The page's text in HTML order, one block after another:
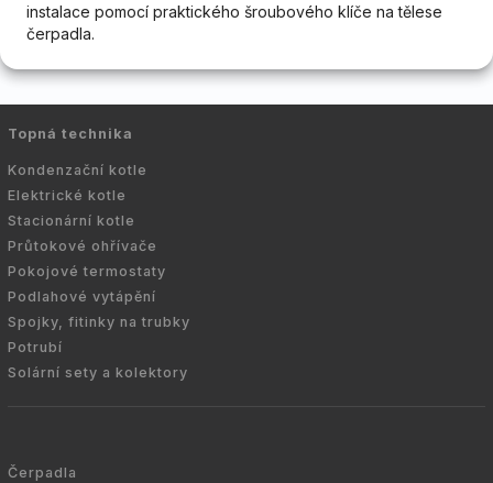
instalace pomocí praktického šroubového klíče na tělese
čerpadla.
Topná technika
Kondenzační kotle
Elektrické kotle
Stacionární kotle
Průtokové ohřívače
Pokojové termostaty
Podlahové vytápění
Spojky, fitinky na trubky
Potrubí
Solární sety a kolektory
Čerpadla